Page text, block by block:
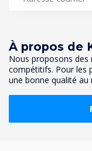
À propos de
Nous proposons des
compétitifs. Pour les
une bonne qualité au